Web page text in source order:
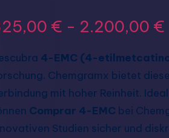
€ - 2.200,00 €
4-EMC (4-
Chemgramx bietet
mit hoher Reinheit.
Comprar 4-EMC bei
Studien sicher und